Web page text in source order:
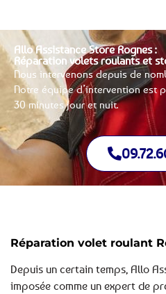
Allo Assistance Store Rognes :
Réparation volets roulants et
Nous intervenons depuis de
Notre équipe d’intervention est
30 minutes jour et nuit.
Réparation volet roulant
Depuis un certain temps, Allo
imposée comme un expert de